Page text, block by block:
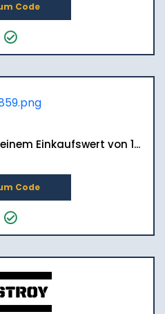
Code
Einkaufswert von 1...
Code